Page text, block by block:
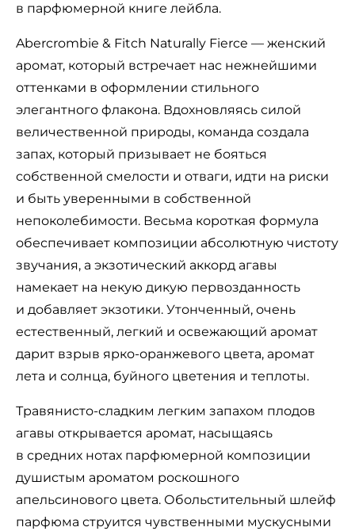
в парфюмерной книге лейбла.
Abercrombie & Fitch Naturally Fierce — женский
аромат, который встречает нас нежнейшими
оттенками в оформлении стильного
элегантного флакона. Вдохновляясь силой
величественной природы, команда создала
запах, который призывает не бояться
собственной смелости и отваги, идти на риски
и быть уверенными в собственной
непоколебимости. Весьма короткая формула
обеспечивает композиции абсолютную чистоту
звучания, а экзотический аккорд агавы
намекает на некую дикую первозданность
и добавляет экзотики. Утонченный, очень
естественный, легкий и освежающий аромат
дарит взрыв ярко-оранжевого цвета, аромат
лета и солнца, буйного цветения и теплоты.
Травянисто-сладким легким запахом плодов
агавы открывается аромат, насыщаясь
в средних нотах парфюмерной композиции
душистым ароматом роскошного
апельсинового цвета. Обольстительный шлейф
парфюма струится чувственными мускусными